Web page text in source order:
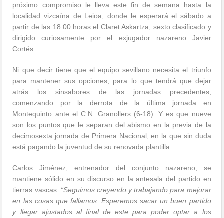
próximo compromiso le lleva este fin de semana hasta la
localidad vizcaína de Leioa, donde le esperará el sábado a
partir de las 18:00 horas el Claret Askartza, sexto clasificado y
dirigido curiosamente por el exjugador nazareno Javier
Cortés.
Ni que decir tiene que el equipo sevillano necesita el triunfo
para mantener sus opciones, para lo que tendrá que dejar
atrás los sinsabores de las jornadas precedentes,
comenzando por la derrota de la última jornada en
Montequinto ante el C.N. Granollers (6-18). Y es que nueve
son los puntos que le separan del abismo en la previa de la
decimosexta jornada de Primera Nacional, en la que sin duda
está pagando la juventud de su renovada plantilla.
Carlos Jiménez, entrenador del conjunto nazareno, se
mantiene sólido en su discurso en la antesala del partido en
tierras vascas. “Seguimos creyendo y trabajando para mejorar
en las cosas que fallamos. Esperemos sacar un buen partido
y llegar ajustados al final de este para poder optar a los